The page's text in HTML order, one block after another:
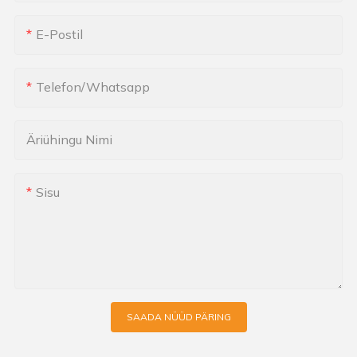
E-Postil
Telefon/whatsapp
Äriühingu Nimi
Sisu
SAADA NÜÜD PÄRING